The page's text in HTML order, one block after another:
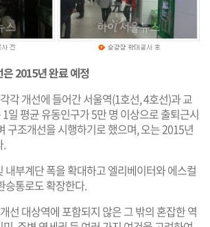
2015년 완료 예정
각 개선에 들어간 서울역(1호선, 4호선)과 교
일 평균 유동인구가 5만 명 이상으로 출퇴근시
구조개선을 시행하기로 했으며, 오는 2015년
.
내부계단 폭을 확대하고 엘리베이터와 에스컬
승통로도 확장한다.
선 대상역에 포함되지 않은 그 밖의 혼잡한 역